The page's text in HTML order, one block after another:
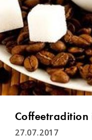
Coffeetradition
27.07.2017